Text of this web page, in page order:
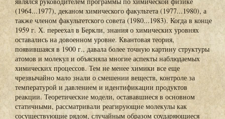
(1964...1977), деканом химического факультета (1977...1980), а
также членом факультетского совета (1980...1983). Когда в конце
1959 г. Х. переехал в Беркли, знания о химических уровнях
оставались на довоенном уровне. Квантовая теория,
появившаяся в 1900 г., давала более точную картину структуры
атомов и молекул и объясняла многие аспекты наблюдаемых
химических процессов. Тем не менее химики все еще
чрезвычайно мало знали о смешении веществ, контроле за
температурой и давлением и идентификации продуктов
реакции. Теоретические модели, остававшиеся в основном
статичными, рассматривали реагирующие молекулы как
сосуществующие рядом, случайным образом соударяющиеся